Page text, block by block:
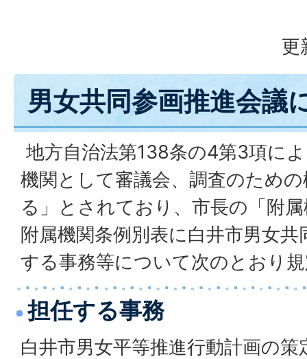
更
男女共同参画推進会議
地方自治法第138条の4第3項に
機関として審議会、調査のため
る」とされており、市長の「附
附属機関条例別表に白井市男女
する事務等について次のとおり
担任する事務
白井市男女平等推進行動計画の